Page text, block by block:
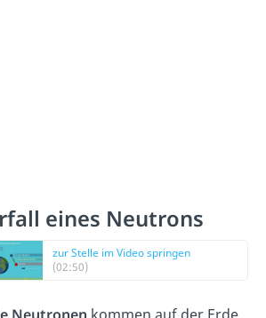
eines Neutrons
zur Stelle im Video springen
(02:50)